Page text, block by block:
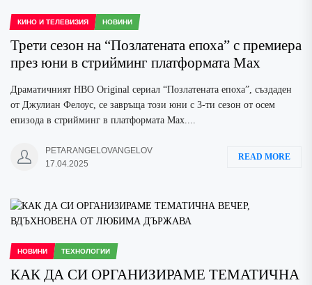
КИНО И ТЕЛЕВИЗИЯ НОВИНИ
Трети сезон на “Позлатената епоха” с премиера
през юни в стрийминг платформата Max
Драматичният HBO Original сериал “Позлатената епоха”, създаден
от Джулиан Фелоус, се завръща този юни с 3-ти сезон от осем
епизода в стрийминг в платформата Max....
PETARANGELOVANGELOV
17.04.2025
READ MORE
НОВИНИ ТЕХНОЛОГИИ
КАК ДА СИ ОРГАНИЗИРАМЕ ТЕМАТИЧНА